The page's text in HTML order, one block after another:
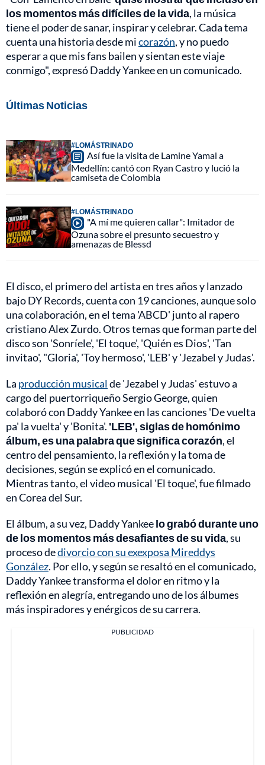
los momentos más difíciles de la vida, la música
tiene el poder de sanar, inspirar y celebrar. Cada tema
cuenta una historia desde micorazón, y no puedo
esperar a que mis fans bailen y sientan este viaje
conmigo", expresó Daddy Yankee en un comunicado.
Últimas Noticias
#LOMÁSTRINADO
Así fue la visita de Lamine Yamal a
Medellín: cantó con Ryan Castro y lució la
camiseta de Colombia
#LOMÁSTRINADO
"A mí me quieren callar": Imitador de
Ozuna sobre el presunto secuestro y
amenazas de Blessd
El disco, el primero del artista en tres años y lanzado
bajo DY Records, cuenta con 19 canciones, aunque solo
una colaboración, en el tema 'ABCD' junto al rapero
cristiano Alex Zurdo. Otros temas que forman parte del
disco son 'Sonríele', 'El toque', 'Quién es Dios', 'Tan
invitao', "Gloria', 'Toy hermoso', 'LEB' y 'Jezabel y Judas'.
La producción musicalde 'Jezabel y Judas' estuvo a
cargo del puertorriqueño Sergio George, quien
colaboró con Daddy Yankee en las canciones 'De vuelta
pa' la vuelta' y 'Bonita'. 'LEB', siglas de homónimo
álbum,es una palabra que significa corazón, el
centro del pensamiento, la reflexión y la toma de
decisiones, según se explicó en el comunicado.
Mientras tanto, el video musical 'El toque', fue filmado
en Corea del Sur.
El álbum, a su vez, Daddy Yankeelo grabó durante uno
de los momentos más desafiantes de su vida, su
proceso dedivorcio con su exexposa Mireddys
González. Por ello, y según se resaltó en el comunicado,
Daddy Yankee transforma el dolor en ritmo y la
reflexión en alegría, entregando uno de los álbumes
más inspiradores y enérgicos de su carrera.
PUBLICIDAD